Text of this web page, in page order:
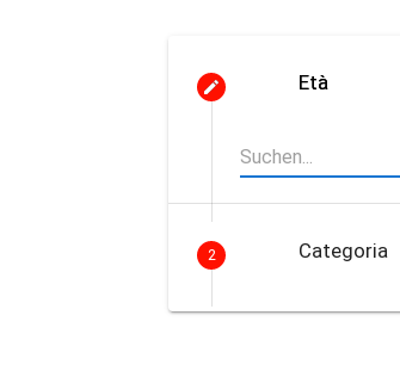
Età
2 Categoria